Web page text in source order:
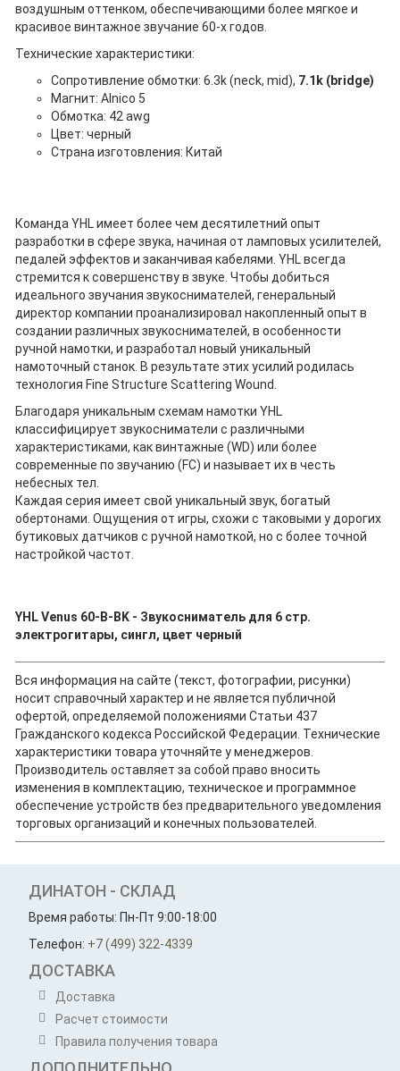
воздушным оттенком, обеспечивающими более мягкое и
красивое винтажное звучание 60-х годов.
Технические характеристики:
​Сопротивление обмотки: 6.3k (neck, mid), 7.1k (bridge)
Магнит: Alnico 5
Обмотка: 42 awg
Цвет: черный
Страна изготовления: Китай
Команда YHL имеет более чем десятилетний опыт
разработки в сфере звука, начиная от ламповых усилителей,
педалей эффектов и заканчивая кабелями. YHL всегда
стремится к совершенству в звуке. Чтобы добиться
идеального звучания звукоснимателей, генеральный
директор компании проанализировал накопленный опыт в
создании различных звукоснимателей, в особенности
ручной намотки, и разработал новый уникальный
намоточный станок. В результате этих усилий родилась
технология Fine Structure Scattering Wound.
Благодаря уникальным схемам намотки YHL
классифицирует звукосниматели с различными
характеристиками, как винтажные (WD) или более
современные по звучанию (FC) и называет их в честь
небесных тел.
Каждая серия имеет свой уникальный звук, богатый
обертонами. Ощущения от игры, схожи с таковыми у дорогих
бутиковых датчиков с ручной намоткой, но с более точной
настройкой частот.
YHL Venus 60-B-BK - Звукосниматель для 6 стр.
электрогитары, сингл, цвет черный
Вся информация на сайте (текст, фотографии, рисунки)
носит справочный характер и не является публичной
офертой, определяемой положениями Статьи 437
Гражданского кодекса Российской Федерации. Технические
характеристики товара уточняйте у менеджеров.
Производитель оставляет за собой право вносить
изменения в комплектацию, техническое и программное
обеспечение устройств без предварительного уведомления
торговых организаций и конечных пользователей.
ДИНАТОН - СКЛАД
Время работы: Пн-Пт 9:00-18:00
Телефон: +7 (499) 322-4339
ДОСТАВКА
Доставка
Расчет стоимости
Правила получения товара